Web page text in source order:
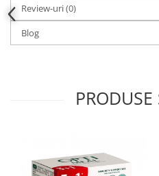
Review-uri(0)
Blog